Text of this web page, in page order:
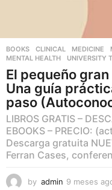
BOOKS ,CLINICAL ,MEDICINE ,
MENTAL HEALTH
,UNIVERSITY
El pequeño
Una guía
paso
LIBROS GRATIS –
EBOOKS – PRECIO:
Descarga gratuita
Ferran Cases,
by admin 9 meses